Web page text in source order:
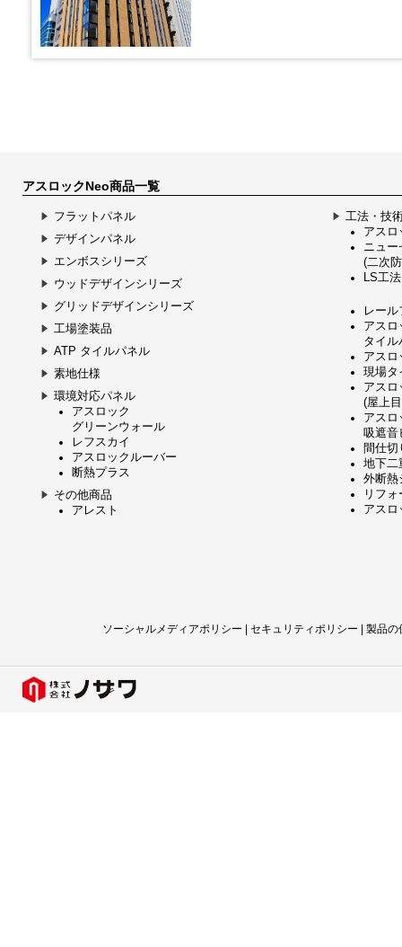
アスロックNeo商品一覧
フラットパネル
デザインパネル
エンボスシリーズ
ウッドデザインシリーズ
グリッドデザインシリーズ
工場塗装品
ATP タイルパネル
素地仕様
環境対応パネル
アスロック
グリーンウォール
レフスカイ
アスロックルーバー
断熱プラス
その他商品
アレスト
工法・技
アスロ
ニュー
(二次
LS工法
レー
アスロ
タイル
アスロ
現場タ
アスロ
(屋上
アスロ
吸遮音
間仕切
地下二
外断熱
リフ
アスロ
製品の
|
セキュリティポリシー
|
ソーシャルメディアポリシー